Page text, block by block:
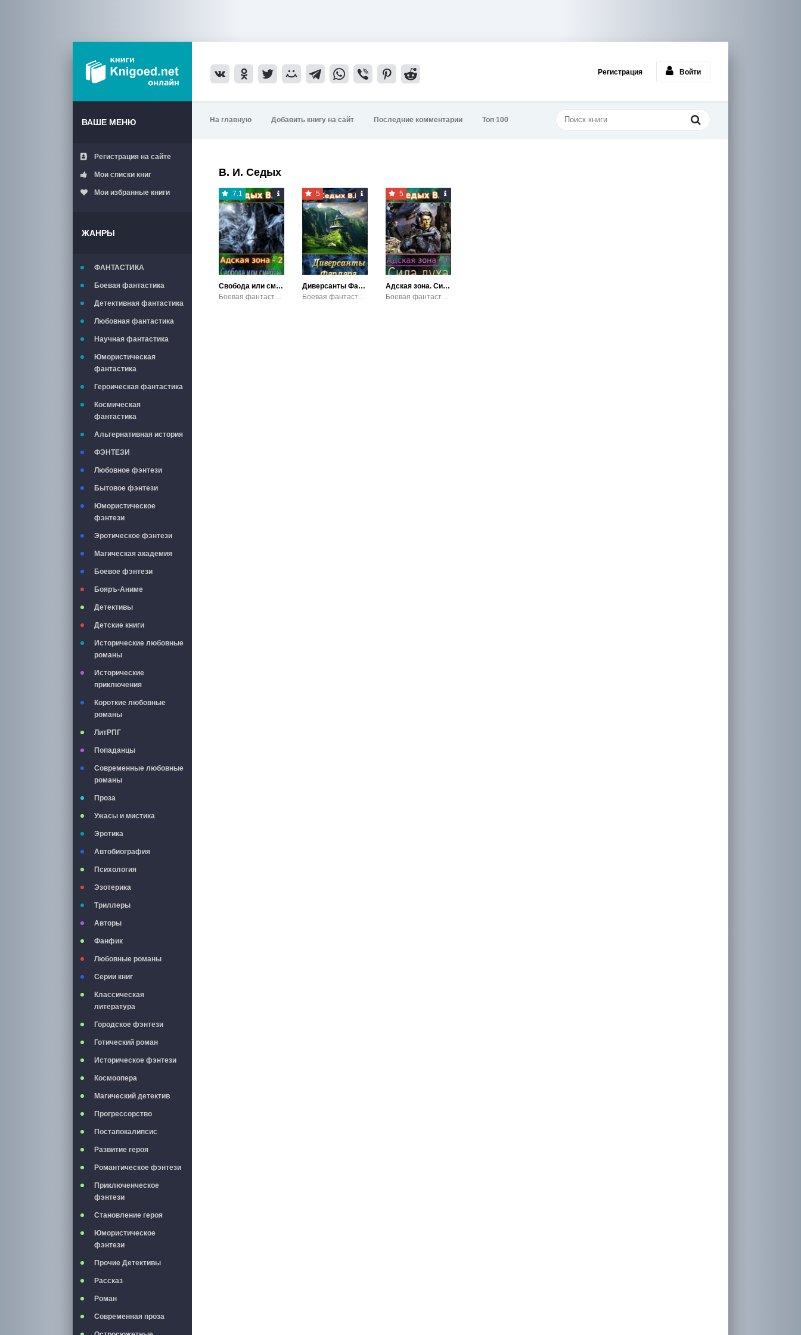
Регистрация Войти
ВАШЕ МЕНЮ
Регистрация на сайте
Мои списки книг
Мои избранные книги
ЖАНРЫ
ФАНТАСТИКА
Боевая фантастика
Детективная фантастика
Любовная фантастика
Научная фантастика
Юмористическая
фантастика
Героическая фантастика
Космическая
фантастика
Альтернативная история
ФЭНТЕЗИ
Любовное фэнтези
Бытовое фэнтези
Юмористическое
фэнтези
Эротическое фэнтези
Магическая академия
Боевое фэнтези
Бояръ-Аниме
Детективы
Детские книги
Исторические любовные
романы
Исторические
приключения
Короткие любовные
романы
ЛитРПГ
Попаданцы
Современные любовные
романы
Проза
Ужасы и мистика
Эротика
Автобиография
Психология
Эзотерика
Триллеры
Авторы
Фанфик
Любовные романы
Серии книг
Классическая
литература
Городское фэнтези
Готический роман
Историческое фэнтези
Космоопера
Магический детектив
Прогрессорство
Постапокалипсис
Развитие героя
Романтическое фэнтези
Приключенческое
фэнтези
Становление героя
Юмористическое
фэнтези
Прочие Детективы
Рассказ
Роман
Современная проза
На главную Добавить книгу на сайт Последние комментарии Топ 100
В. И. Седых
7.1
Свобода или смерть!
Боевая фантастика / Космическая фантастика
5
Диверсанты Фардара
Боевая фантастика / Космическая фантастика
5
Адская зона. Сила духа
Боевая фантастика / Попаданцы